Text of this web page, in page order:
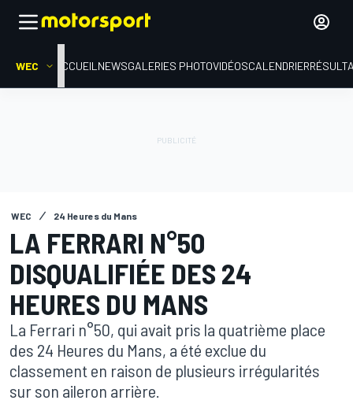
WEC ACCUEIL NEWSGALERIES PHOTOVIDÉOSCALENDRIER
WEC 24 Heures du Mans
LA FERRARI N°50
DISQUALIFIÉE DES 24
HEURES DU MANS
La Ferrari n°50, qui avait pris la quatrième place
des 24 Heures du Mans, a été exclue du
classement en raison de plusieurs irrégularités
sur son aileron arrière.